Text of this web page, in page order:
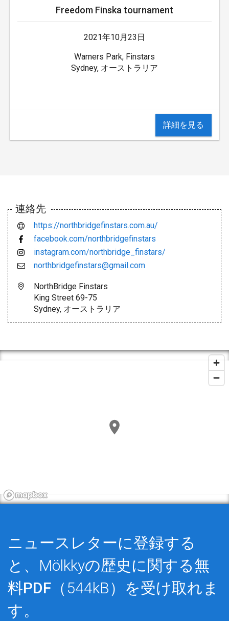
Freedom Finska tournament
2021年10月23日
Warners Park, Finstars
Sydney, オーストラリア
詳細を見る
連絡先
https://northbridgefinstars.com.au/
facebook.com/northbridgefinstars
instagram.com/northbridge_finstars/
northbridgefinstars@gmail.com
NorthBridge Finstars
King Street 69-75
Sydney, オーストラリア
ニュースレターに登録する
と、Mölkkyの歴史に関する無
料PDF （544kB）を受け取れま
す。